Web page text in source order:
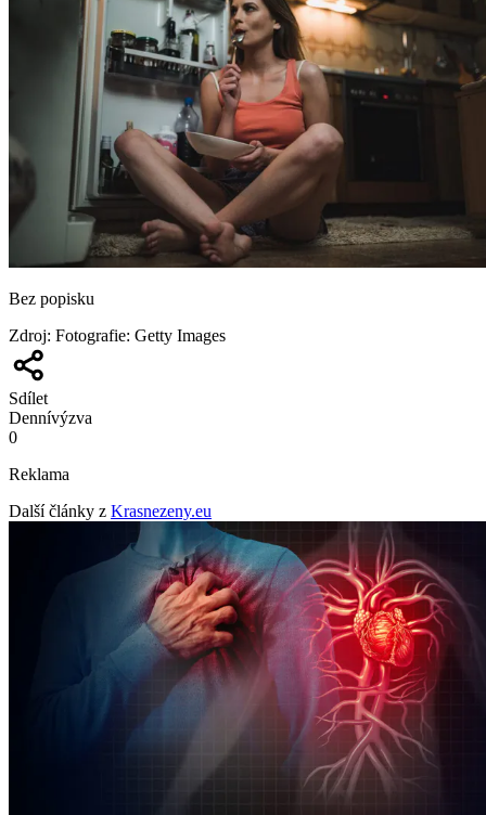
Bez popisku
Zdroj: Fotografie: Getty Images
Sdílet
Dennívýzva
0
Reklama
Další články z Krasnezeny.eu